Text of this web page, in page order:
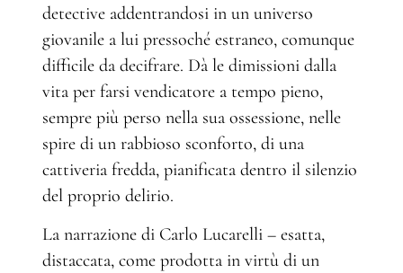
detective addentrandosi in un universo
giovanile a lui pressoché estraneo, comunque
difficile da decifrare. Dà le dimissioni dalla
vita per farsi vendicatore a tempo pieno,
sempre più perso nella sua ossessione, nelle
spire di un rabbioso sconforto, di una
cattiveria fredda, pianificata dentro il silenzio
del proprio delirio.
La narrazione di Carlo Lucarelli – esatta,
distaccata, come prodotta in virtù di un